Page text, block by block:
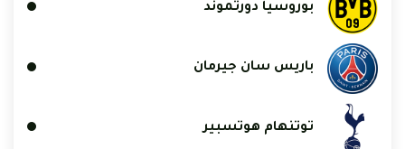
بوروسيا دورتموند
باريس سان جيرمان
توتنهام هوتسبير